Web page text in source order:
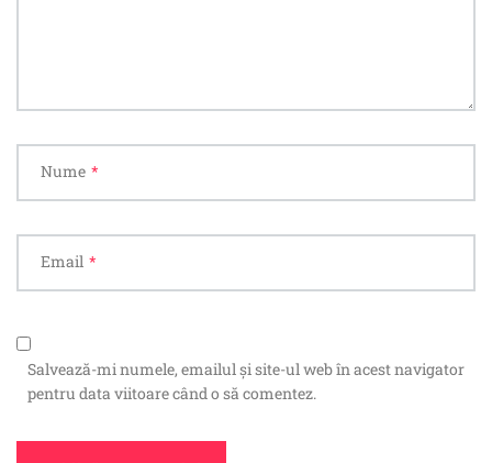
Nume *
Email *
Salvează-mi numele, emailul și site-ul web în acest navigator
pentru data viitoare când o să comentez.